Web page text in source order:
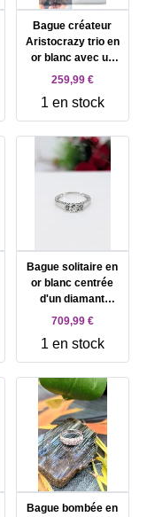
Bague créateur
Aristocrazy trio en
or blanc avec un
diamant central
entouré de petits
diamants Or 750
Millième (18 CT)
1,02g
259,99 €
1 en stock
Bague solitaire en
or blanc centrée
d'un diamant
d'environ 0,25ct
de petits diamants
Or 750 Millième (18
CT) 3,01g
709,99 €
1 en stock
Bague bombée en